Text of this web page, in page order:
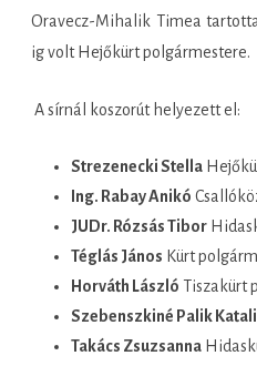
Oravecz-Mihalik Timea
ig volt Hejőkürt polgármestere.
A sírnál koszorút helyezett el:
Strezenecki Stella
Ing. Rabay Anikó
JUDr. Rózsás Tibor
Téglás János Kürt
Horváth László Tiszakürt
Szebenszkiné Palik
Takács Zsuzsanna